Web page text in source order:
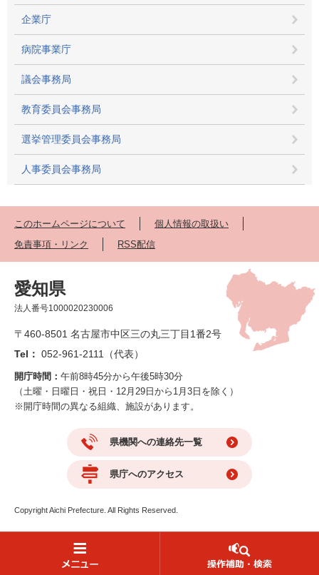
企業庁
病院事業庁
議会事務局
教育委員会事務局
選挙管理委員会事務局
人事委員会事務局
このホームページについて
個人情報の取扱い
免責事項・リンク
RSS配信
愛知県
法人番号1000020230006
〒460-8501 名古屋市中区三の丸三丁目1番2号
Tel： 052-961-2111（代表）
開庁時間： 午前8時45分から午後5時30分
（土曜・日曜日・祝日・12月29日から1月3日を除く）
※開庁時間の異なる組織、施設があります。
県機関への連絡先一覧
県庁へのアクセス
Copyright Aichi Prefecture. All Rights Reserved.